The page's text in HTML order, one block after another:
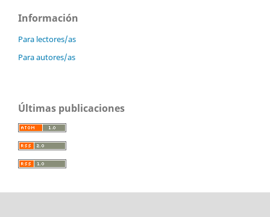
Información
Para lectores/as
Para autores/as
Últimas publicaciones